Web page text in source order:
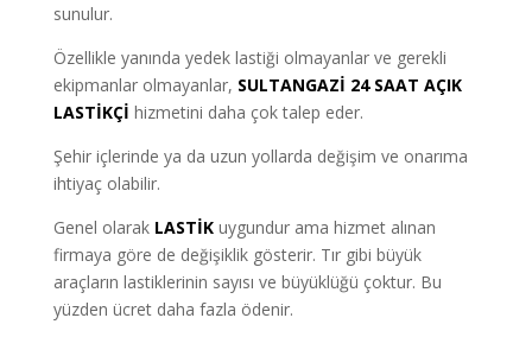
sunulur.
Özellikle yanında yedek lastiği olmayanlar ve gerekli
ekipmanlar olmayanlar, SULTANGAZİ 24 SAAT AÇIK
LASTİKÇİ hizmetini daha çok talep eder.
Şehir içlerinde ya da uzun yollarda değişim ve onarıma
ihtiyaç olabilir.
Genel olarak LASTİK uygundur ama hizmet alınan
firmaya göre de değişiklik gösterir. Tır gibi büyük
araçların lastiklerinin sayısı ve büyüklüğü çoktur. Bu
yüzden ücret daha fazla ödenir.